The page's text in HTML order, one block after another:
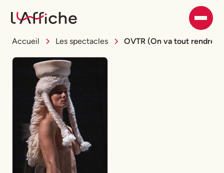
Accueil Les spectacles OVTR (On va tout rendre)